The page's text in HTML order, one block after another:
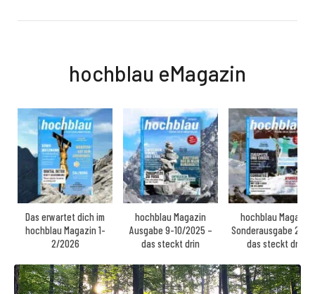
hochblau eMagazin
Das erwartet dich im
hochblau Magazin 1-
2/2026
hochblau Magazin
Ausgabe 9-10/2025 –
das steckt drin
hochblau Magazin
Sonderausgabe
das steckt drin